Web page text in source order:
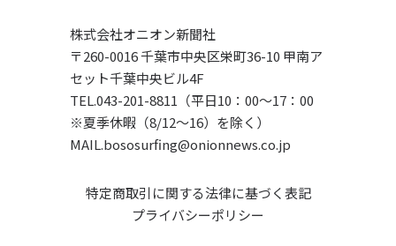
株式会社オニオン新聞社
〒260-0016 千葉市中央区栄町36-10 甲南ア
セット千葉中央ビル4F
TEL.043-201-8811（平日10：00〜17：00
※夏季休暇（8/12～16）を除く）
MAIL.bososurfing@onionnews.co.jp
特定商取引に関する法律に基づく表記
プライバシーポリシー